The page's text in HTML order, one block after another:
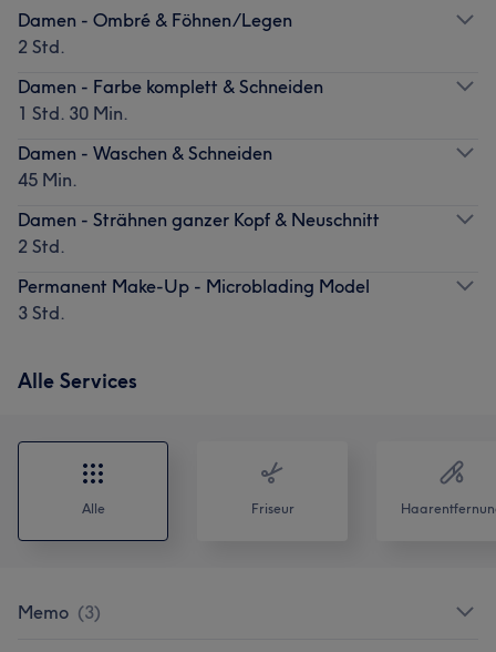
Damen - Ombré & Föhnen/Legen
2 Std.
Damen - Farbe komplett & Schneiden
1 Std. 30 Min.
Damen - Waschen & Schneiden
45 Min.
Damen - Strähnen ganzer Kopf & Neuschnitt
2 Std.
Permanent Make-Up - Microblading Model
3 Std.
Alle Services
Alle Friseur
Memo (3)